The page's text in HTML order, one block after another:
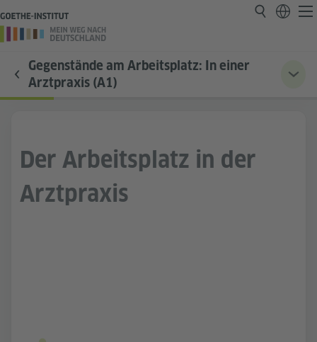
Gegenstände am Arbeitsplatz: In einer
Arztpraxis (A1)
Der Arbeitsplatz in der
Arztpraxis